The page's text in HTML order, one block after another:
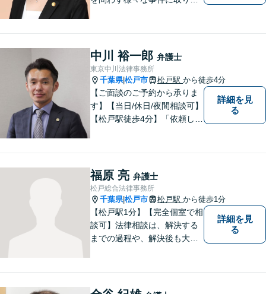
てるようサポートさせていた
だきます。
中川 裕一郎 弁護士
東京中川法律事務所
千葉県|松戸市 松戸駅 から徒歩4分
【ご面談のご予約から承りま
す】【当日/休日/夜間相談可】
【松戸駅徒歩4分】「依頼して
詳細を見
る
福原 亮 弁護士
松戸総合法律事務所
千葉県|松戸市 松戸駅 から徒歩1分
【松戸駅1分】【完全個室で相
談可】法律相談は、解決する
までの過程や、解決後も大切
相談30分無料、オンライン面
詳細を見
る